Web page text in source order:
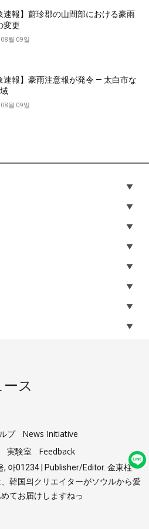
速報】蔚珍郡の山間部における豪雨
変更
월 09일
速報】豪雨注意報が発令 — 太白市な
월 09일
ス
プ
News Initiative
実験室 Feedback
, 아01234 | Publisher/Editor. 金東柱
韓国의クリエイターがソウルから愛
てお届けしますねっ